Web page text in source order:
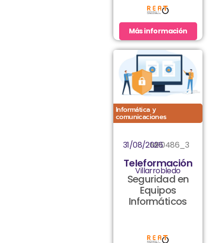
Más información
Informática y
comunicaciones
MF0486_3
31/08/2026
Teleformación
Villarrobledo
Seguridad en
Equipos
Informáticos